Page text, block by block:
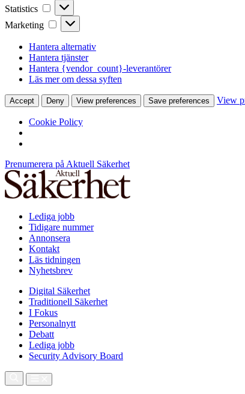
Statistics Statistics
Marketing Marketing
Hantera alternativ
Hantera tjänster
Hantera {vendor_count}-leverantörer
Läs mer om dessa syften
Accept Deny View preferences Save preferences View
Cookie Policy
Prenumerera på Aktuell Säkerhet
Lediga jobb
Tidigare nummer
Annonsera
Kontakt
Läs tidningen
Nyhetsbrev
Digital Säkerhet
Traditionell Säkerhet
I Fokus
Personalnytt
Debatt
Lediga jobb
Security Advisory Board